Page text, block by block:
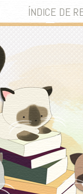
ÍNDICE DE